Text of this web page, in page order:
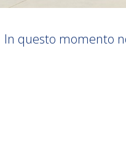
In questo momento